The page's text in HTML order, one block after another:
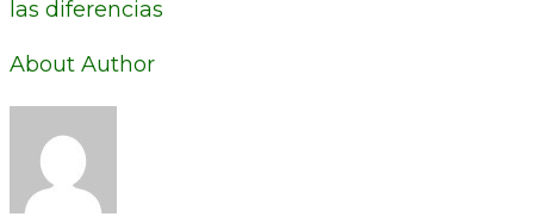
las diferencias
About Author